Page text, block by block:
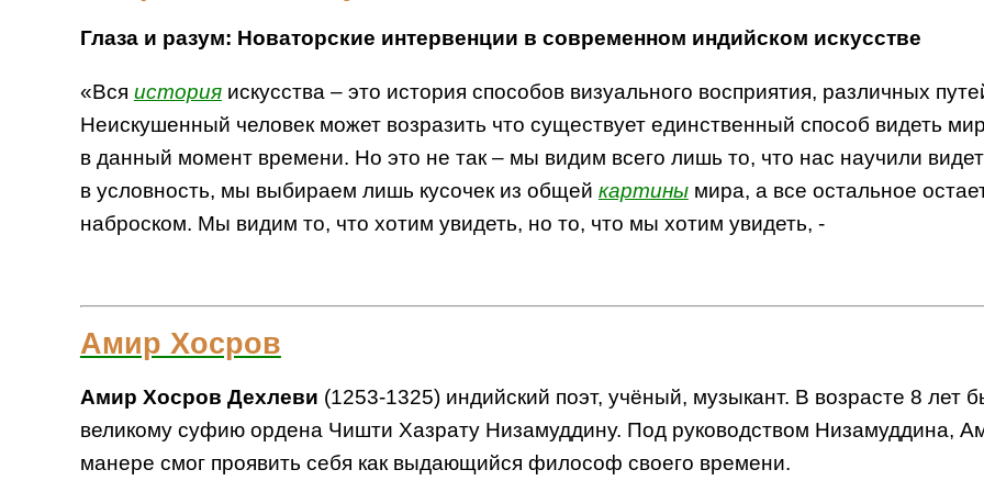
Глаза и разум: Новаторские интервенции в современном индийском искусстве
«Вся историяискусства – это история способов визуального восприятия, различных
Неискушенный человек может возразить что существует единственный способ видеть
в данный момент времени. Но это не так – мы видим всего лишь то, что нас научили
в условность, мы выбираем лишь кусочек из общей картинымира, а все остальное
наброском. Мы видим то, что хотим увидеть, но то, что мы хотим увидеть, -
Амир Хосров
Амир Хосров Дехлеви (1253-1325) индийский поэт, учёный, музыкант. В возрасте 8 лет
великому суфию ордена Чишти Хазрату Низамуддину. Под руководством Низамуддина,
манере смог проявить себя как выдающийся философ своего времени.